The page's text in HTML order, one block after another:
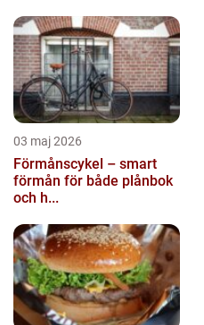
03 maj 2026
Förmånscykel – smart
förmån för både plånbok
och h...